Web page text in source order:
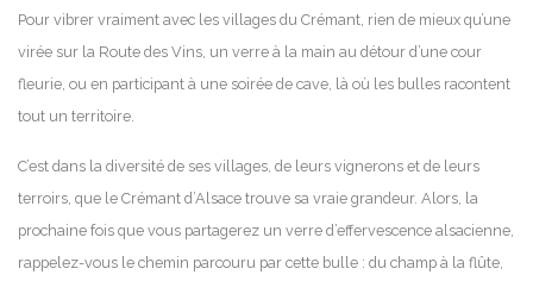
Pour vibrer vraiment avec les villages du Crémant, rien de mieux qu’une
virée sur la Route des Vins, un verre à la main au détour d’une cour
fleurie, ou en participant à une soirée de cave, là où les bulles racontent
tout un territoire.
C’est dans la diversité de ses villages, de leurs vignerons et de leurs
terroirs, que le Crémant d’Alsace trouve sa vraie grandeur. Alors, la
prochaine fois que vous partagerez un verre d’effervescence alsacienne,
rappelez-vous le chemin parcouru par cette bulle : du champ à la flûte,